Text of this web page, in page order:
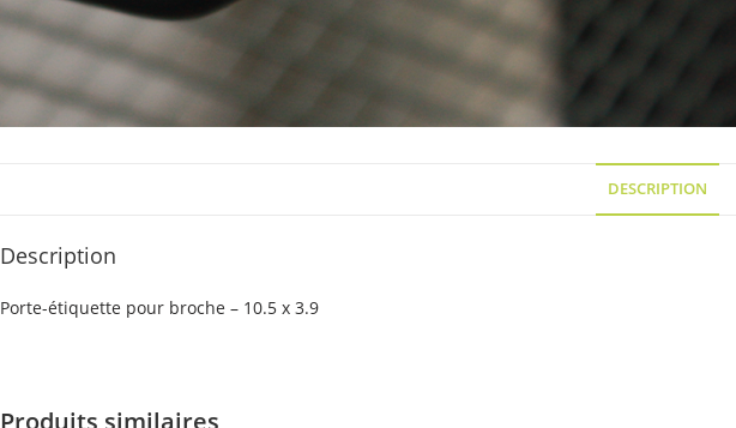
DESCRIPTION
Description
Porte-étiquette pour broche – 10.5 x 3.9
Produits similaires